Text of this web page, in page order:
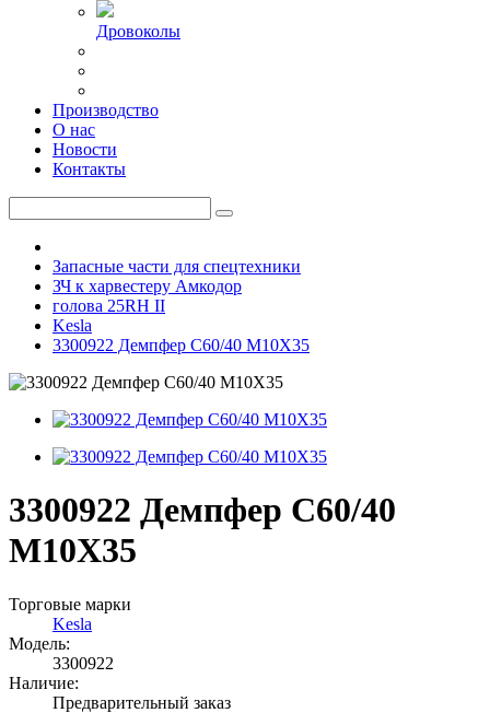
Дровоколы
Производство
О нас
Новости
Контакты
Запасные части для спецтехники
ЗЧ к харвестеру Амкодор
голова 25RH II
Kesla
3300922 Демпфер С60/40 M10X35
3300922 Демпфер С60/40
M10X35
Торговые марки
Kesla
Модель:
3300922
Наличие:
Предварительный заказ